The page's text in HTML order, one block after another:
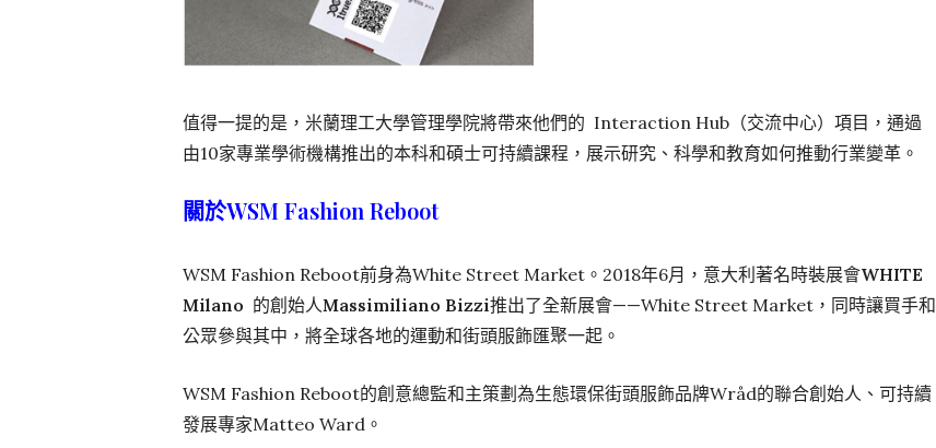
值得一提的是，米蘭理工大學管理學院將帶來他們的 Interaction Hub（交流中心）項目，通過
由10家專業學術機構推出的本科和碩士可持續課程，展示研究、科學和教育如何推動行業變革。
關於WSM Fashion Reboot
WSM Fashion Reboot前身為White Street Market。2018年6月，意大利著名時裝展會WHITE
Milano 的創始人Massimiliano Bizzi推出了全新展會——White Street Market，同時讓買手和
公眾參與其中，將全球各地的運動和街頭服飾匯聚一起。
WSM Fashion Reboot的創意總監和主策劃為生態環保街頭服飾品牌Wråd的聯合創始人、可持續
發展專家Matteo Ward。